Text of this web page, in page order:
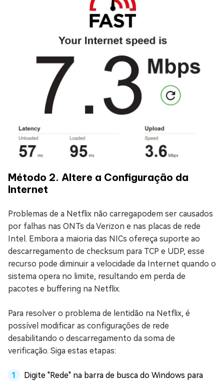
Método 2. Altere a Configuração da
Internet
Problemas de a Netflix não carregapodem ser causados
por falhas nas ONTs da Verizon e nas placas de rede
Intel. Embora a maioria das NICs ofereça suporte ao
descarregamento de checksum para TCP e UDP, esse
recurso pode diminuir a velocidade da Internet quando o
sistema opera no limite, resultando em perda de
pacotes e buffering na Netflix.
Para resolver o problema de lentidão na Netflix, é
possível modificar as configurações de rede
desabilitando o descarregamento da soma de
verificação. Siga estas etapas:
Digite "Rede" na barra de busca do Windows para